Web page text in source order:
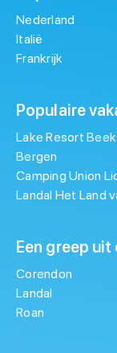
Nederland
Italië
Frankrijk
Populaire
Lake Resort
Bergen
Camping Union
Landal Het Land
Een greep
Corendon
Landal
Roan